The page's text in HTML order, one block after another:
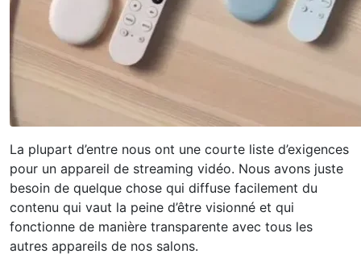
La plupart d’entre nous ont une courte liste d’exigences
pour un appareil de streaming vidéo. Nous avons juste
besoin de quelque chose qui diffuse facilement du
contenu qui vaut la peine d’être visionné et qui
fonctionne de manière transparente avec tous les
autres appareils de nos salons.